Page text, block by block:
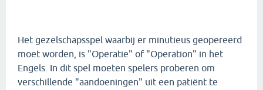
Het gezelschapsspel waarbij er minutieus geopereerd
moet worden, is "Operatie" of "Operation" in het
Engels. In dit spel moeten spelers proberen om
verschillende "aandoeningen" uit een patiënt te